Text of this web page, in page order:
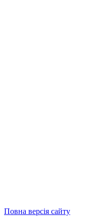
Повна версія сайту